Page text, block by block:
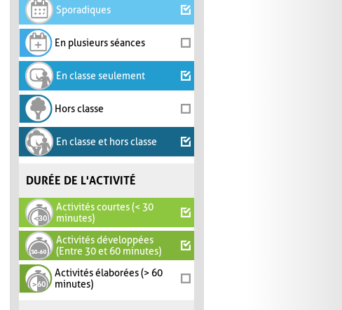
Sporadiques
En plusieurs séances
En classe seulement
Hors classe
En classe et hors classe
DURÉE DE L'ACTIVITÉ
Activités courtes (< 30
minutes)
Activités développées
(Entre 30 et 60 minutes)
Activités élaborées (> 60
minutes)